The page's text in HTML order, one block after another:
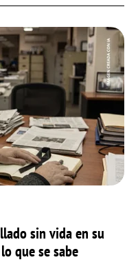
sin vida en su
que se sabe